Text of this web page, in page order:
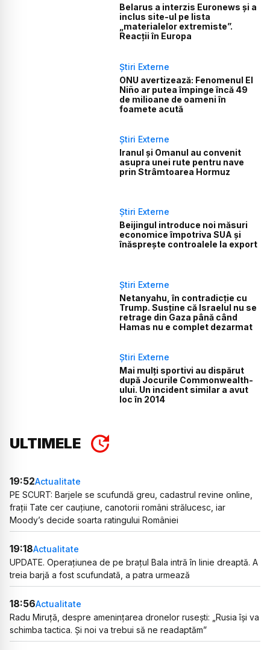
Belarus a interzis Euronews și a
inclus site-ul pe lista
„materialelor extremiste”.
Reacții în Europa
Știri Externe
ONU avertizează: Fenomenul El
Niño ar putea împinge încă 49
de milioane de oameni în
foamete acută
Știri Externe
Iranul și Omanul au convenit
asupra unei rute pentru nave
prin Strâmtoarea Hormuz
Știri Externe
Beijingul introduce noi măsuri
economice împotriva SUA și
înăsprește controalele la export
Știri Externe
Netanyahu, în contradicție cu
Trump. Susține că Israelul nu se
retrage din Gaza până când
Hamas nu e complet dezarmat
Știri Externe
Mai mulți sportivi au dispărut
după Jocurile Commonwealth-
ului. Un incident similar a avut
loc în 2014
ULTIMELE
19:52Actualitate
PE SCURT: Barjele se scufundă greu, cadastrul revine online,
frații Tate cer cauțiune, canotorii români strălucesc, iar
Moody’s decide soarta ratingului României
19:18Actualitate
UPDATE. Operațiunea de pe brațul Bala intră în linie dreaptă. A
treia barjă a fost scufundată, a patra urmează
18:56Actualitate
Radu Miruță, despre amenințarea dronelor rusești: „Rusia își va
schimba tactica. Și noi va trebui să ne readaptăm”